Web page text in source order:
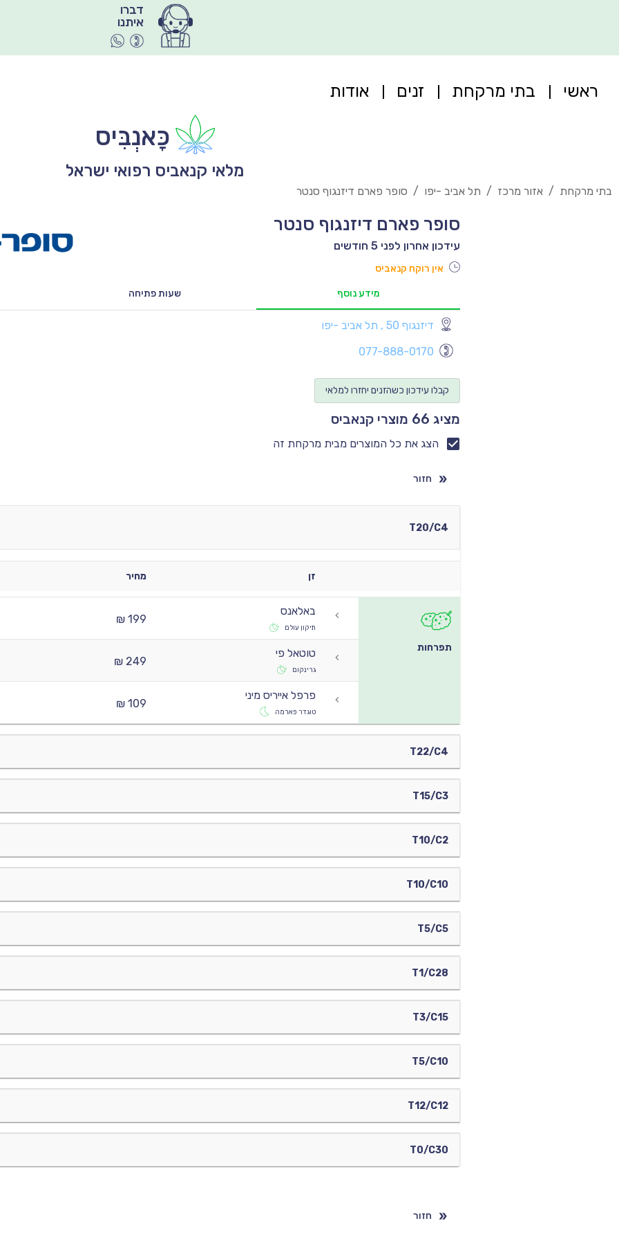
איתנו
ראשי בתי מרקחת זנים אודות
כָּאנְבִּיס
מלאי קנאביס רפואי ישראל
בתי מרקחת / אזור מרכז / תל אביב -יפו / סופר פארם דיזנגוף סנטר
סופר פארם דיזנגוף סנטר
עידכון אחרון לפני 5 חודשים
אין רוקח קנאביס
מידע נוסף שעות פתיחה
דיזנגוף 50 , תל אביב -יפו
077-888-0170
קבלו עידכון כשהזנים יחזרו למלאי
מציג 66 מוצרי קנאביס
הצג את כל המוצרים מבית מרקחת זה
חזור
T20/C4
זן מחיר
תפרחות
באלאנס
תיקון עולם
199 ₪
טוטאל פי
גרינקום
249 ₪
פרפל אייריס מיני
טוגדר פארמה
109 ₪
T22/C4
T15/C3
T10/C2
T10/C10
T5/C5
T1/C28
T3/C15
T5/C10
T12/C12
T0/C30
חזור